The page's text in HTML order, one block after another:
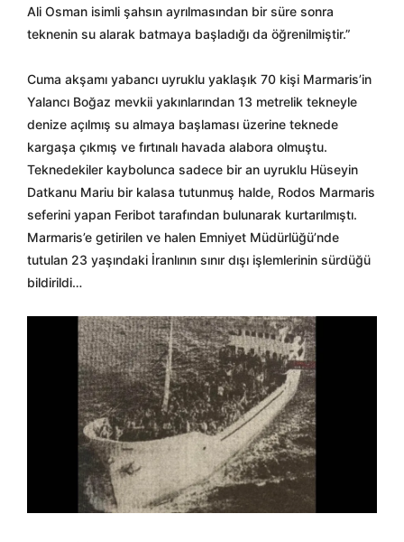
Ali Osman isimli şahsın ayrılmasından bir süre sonra
teknenin su alarak batmaya başladığı da öğrenilmiştir.”
Cuma akşamı yabancı uyruklu yaklaşık 70 kişi Marmaris’in
Yalancı Boğaz mevkii yakınlarından 13 metrelik tekneyle
denize açılmış su almaya başlaması üzerine teknede
kargaşa çıkmış ve fırtınalı havada alabora olmuştu.
Teknedekiler kaybolunca sadece bir an uyruklu Hüseyin
Datkanu Mariu bir kalasa tutunmuş halde, Rodos Marmaris
seferini yapan Feribot tarafından bulunarak kurtarılmıştı.
Marmaris’e getirilen ve halen Emniyet Müdürlüğü’nde
tutulan 23 yaşındaki İranlının sınır dışı işlemlerinin sürdüğü
bildirildi…